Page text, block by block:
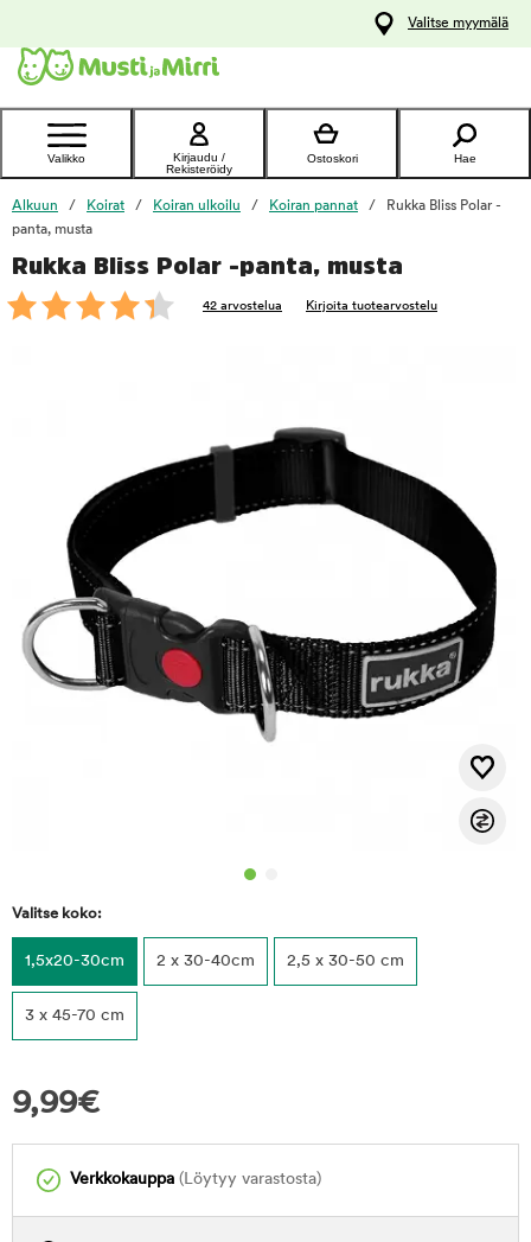
Ota yhteyttä
asiakaspalveluun
Valitse myymälä
Valikko
Kirjaudu /
Rekisteröidy
Ostoskori Hae
Alkuun Koirat Koiran ulkoilu Koiran pannat
Rukka Bliss Polar -
panta, musta
Rukka Bliss Polar -panta, musta
42 arvostelua Kirjoita tuotearvostelu
Valitse koko:
1,5x20-30cm 2 x 30-40cm 2,5 x 30-50 cm
3 x 45-70 cm
9,99€
Verkkokauppa (Löytyy varastosta)
foo